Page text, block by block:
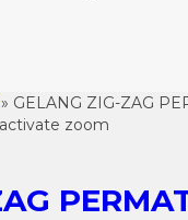
» GELANG ZIG-ZAG
activate zoom